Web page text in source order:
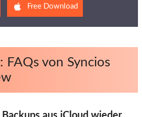
Free Download
FAQs von Syncios